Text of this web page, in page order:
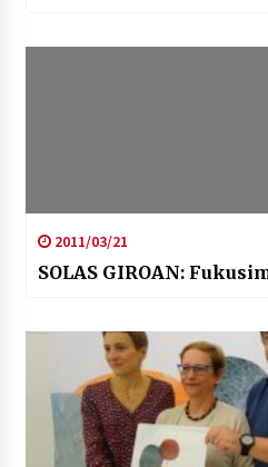
2011/03/21
SOLAS GIROAN: